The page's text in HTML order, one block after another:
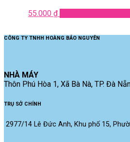
55.000 ₫
CÔNG TY TNHH HOÀNG BẢO NGUYÊN
NHÀ MÁY
Thôn Phú Hòa 1, Xã Bà Nà, TP. Đà
TRỤ SỞ CHÍNH
2977/14 Lê Đức Anh, Khu phố 15,